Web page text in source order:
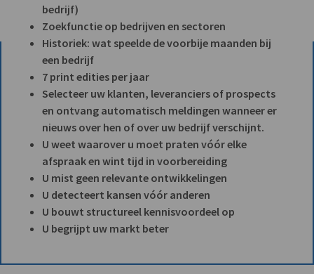
bedrijf)
Zoekfunctie op bedrijven en sectoren
Historiek: wat speelde de voorbije maanden bij
een bedrijf
7 print edities per jaar
Selecteer uw klanten, leveranciers of prospects
en ontvang automatisch meldingen wanneer er
nieuws over hen of over uw bedrijf verschijnt.
U weet waarover u moet praten vóór elke
afspraak en wint tijd in voorbereiding
U mist geen relevante ontwikkelingen
U detecteert kansen vóór anderen
U bouwt structureel kennisvoordeel op
U begrijpt uw markt beter